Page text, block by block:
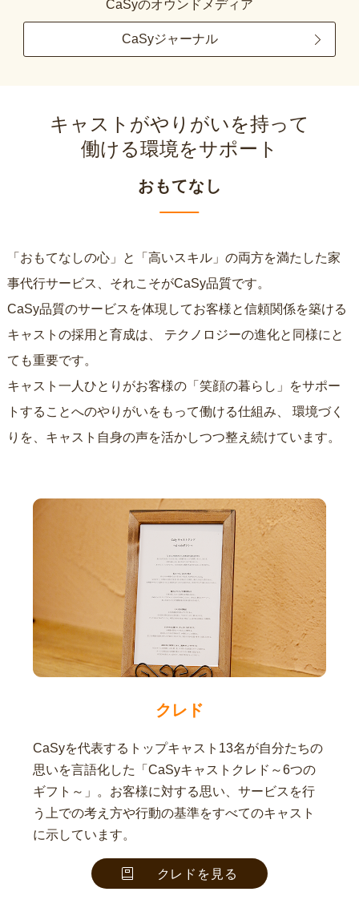
CaSyのオウンドメディア
CaSyジャーナル
キャストがやりがいを持って
働ける環境をサポート
おもてなし
「おもてなしの心」と「高いスキル」の両方を満たした家
事代行サービス、それこそがCaSy品質です。
CaSy品質のサービスを体現してお客様と信頼関係を築ける
キャストの採用と育成は、
ても重要です。
キャスト一人ひとりがお客様の「笑顔の暮らし」をサポー
トすることへのやりがいをもって働ける仕組み、
りを、キャスト自身の声を活かしつつ整え続けています。
クレド
CaSyを代表するトップキャスト13名が自分たちの
思いを言語化した「CaSyキャストクレド～6つの
ギフト～」。お客様に対する思い、サービスを行
う上での考え方や行動の基準をすべてのキャスト
に示しています。
クレドを見る